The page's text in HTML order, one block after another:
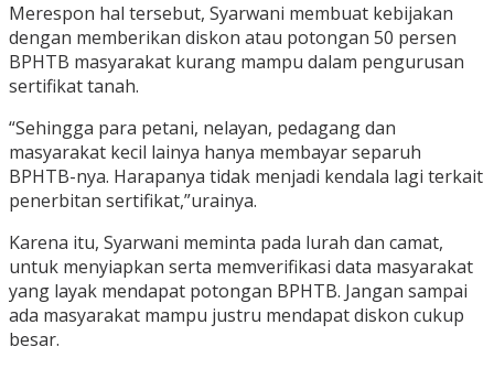
Merespon hal tersebut, Syarwani membuat kebijakan
dengan memberikan diskon atau potongan 50 persen
BPHTB masyarakat kurang mampu dalam pengurusan
sertifikat tanah.
“Sehingga para petani, nelayan, pedagang dan
masyarakat kecil lainya hanya membayar separuh
BPHTB-nya. Harapanya tidak menjadi kendala lagi terkait
penerbitan sertifikat,”urainya.
Karena itu, Syarwani meminta pada lurah dan camat,
untuk menyiapkan serta memverifikasi data masyarakat
yang layak mendapat potongan BPHTB. Jangan sampai
ada masyarakat mampu justru mendapat diskon cukup
besar.